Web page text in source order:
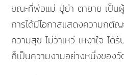
ขณะที่พ่อแม่ ปู่ย่า ตายาย เป็น
การได้มีโอกาสแสดงความกตั
ความสุข ไม่ว้าเหว่ เหงาใจ ไ
ก็เป็นความงามอย่างหนึ่งของ